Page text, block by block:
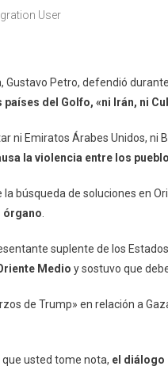
User
Gustavo Petro, defendió
del Golfo, «ni Irán, ni
ni Emiratos Árabes Unidos, ni
la violencia entre los
búsqueda de soluciones en
órgano
suplente de los Estados
Medio y sostuvo que
de Trump» en relación a
usted tome nota, el diálogo